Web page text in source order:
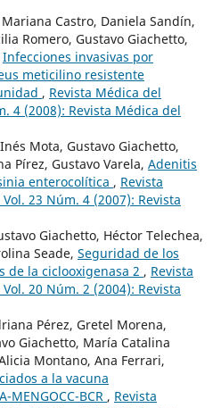
Castro, Daniela Sandín,
Romero, Gustavo Giachetto,
Infecciones invasivas por
meticilino resistente
, Revista Médica del
4 (2008): Revista Médica del
Mota, Gustavo Giachetto,
Pírez, Gustavo Varela, Adenitis
enterocolítica , Revista
23 Núm. 4 (2007): Revista
Giachetto, Héctor Telechea,
Seade, Seguridad de los
de la ciclooxigenasa 2 , Revista
20 Núm. 2 (2004): Revista
Pérez, Gretel Morena,
Giachetto, María Catalina
Montano, Ana Ferrari,
a la vacuna
MENGOCC-BCR , Revista